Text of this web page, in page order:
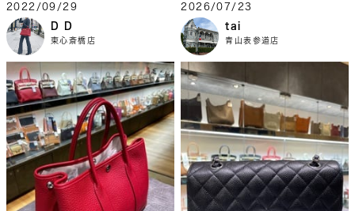
2022/09/29
D D
東心斎橋店
2026/07/23
tai
青山表参道店